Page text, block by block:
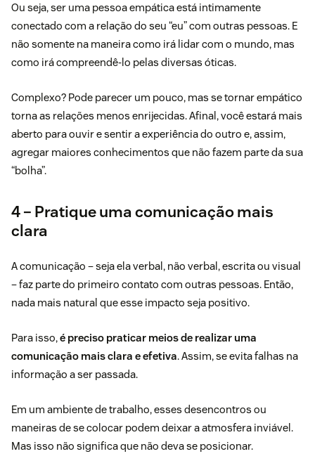
Ou seja, ser uma pessoa empática está intimamente
conectado com a relação do seu “eu” com outras pessoas. E
não somente na maneira como irá lidar com o mundo, mas
como irá compreendê-lo pelas diversas óticas.
Complexo? Pode parecer um pouco, mas se tornar empático
torna as relações menos enrijecidas. Afinal, você estará mais
aberto para ouvir e sentir a experiência do outro e, assim,
agregar maiores conhecimentos que não fazem parte da sua
“bolha”.
4 – Pratique uma comunicação mais
clara
A comunicação – seja ela verbal, não verbal, escrita ou visual
– faz parte do primeiro contato com outras pessoas. Então,
nada mais natural que esse impacto seja positivo.
Para isso,é preciso praticar meios de realizar uma
comunicação mais clara e efetiva. Assim, se evita falhas na
informação a ser passada.
Em um ambiente de trabalho, esses desencontros ou
maneiras de se colocar podem deixar a atmosfera inviável.
Mas isso não significa que não deva se posicionar.